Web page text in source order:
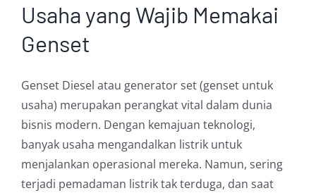
Usaha yang Wajib Memakai
Genset
Genset Diesel atau generator set (genset untuk
usaha) merupakan perangkat vital dalam dunia
bisnis modern. Dengan kemajuan teknologi,
banyak usaha mengandalkan listrik untuk
menjalankan operasional mereka. Namun, sering
terjadi pemadaman listrik tak terduga, dan saat